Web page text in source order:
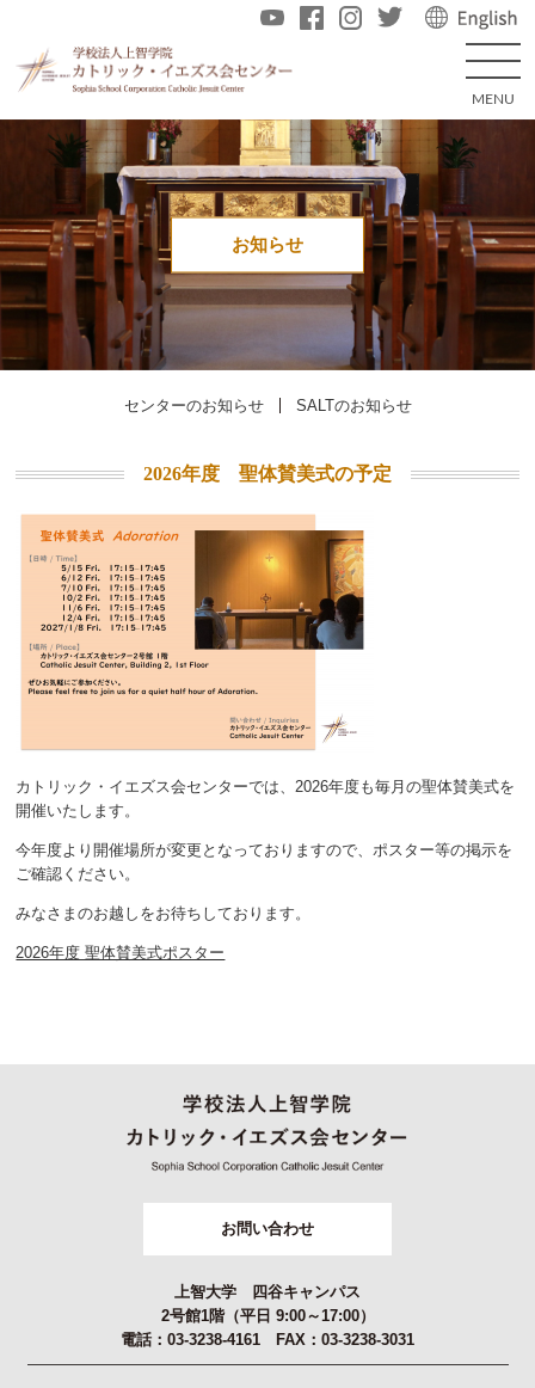
お知らせ
センターのお知らせ SALTのお知らせ
2026年度 聖体賛美式の予定
カトリック・イエズス会センターでは、2026年度も毎月の聖体賛美式を
開催いたします。
今年度より開催場所が変更となっておりますので、ポスター等の掲示を
ご確認ください。
みなさまのお越しをお待ちしております。
2026年度 聖体賛美式ポスター
お問い合わせ
上智大学 四谷キャンパス
2号館1階（平日 9:00～17:00）
電話：03-3238-4161 FAX：03-3238-3031